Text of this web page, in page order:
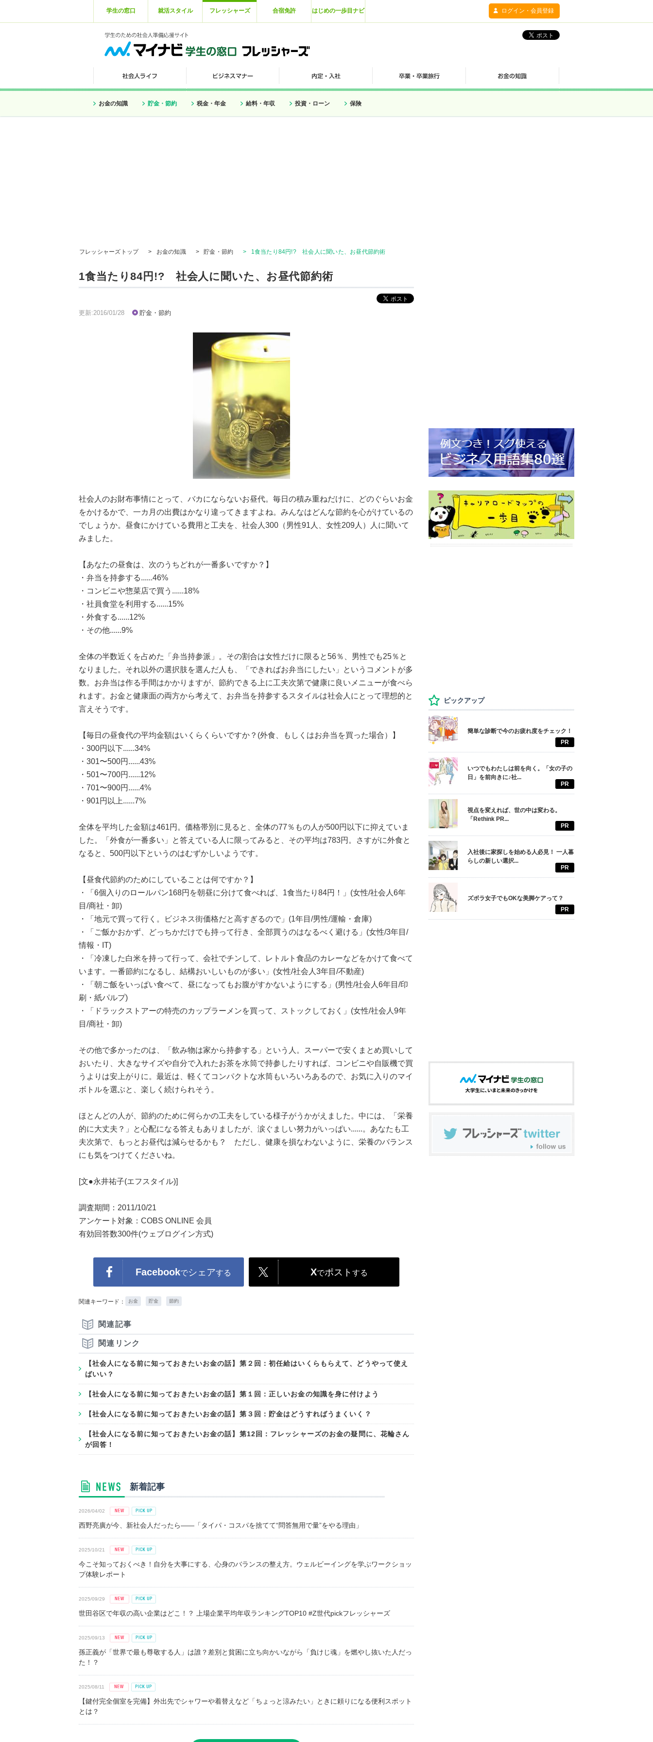
学生の窓口 就活スタイル フレッシャーズ 合宿免許 はじめの一歩目ナビ ログイン・会員登録
お金の知識 貯金・節約 税金・年金 給料・年収 投資・ローン 保険
フレッシャーズトップ > お金の知識 > 貯金・節約 > 1食当たり84円!? 社会人に聞いた、お昼代節約術
1食当たり84円!? 社会人に聞いた、お昼代節約術
更新:2016/01/28 貯金・節約
社会人のお財布事情にとって、バカにならないお昼代。毎日の積み重ねだけに、どのぐらいお金
をかけるかで、一カ月の出費はかなり違ってきますよね。みんなはどんな節約を心がけているの
でしょうか。昼食にかけている費用と工夫を、社会人300（男性91人、女性209人）人に聞いて
みました。
【あなたの昼食は、次のうちどれが一番多いですか？】
・弁当を持参する......46%
・コンビニや惣菜店で買う......18%
・社員食堂を利用する......15%
・外食する......12%
・その他......9%
全体の半数近くを占めた「弁当持参派」。その割合は女性だけに限ると56％、男性でも25％と
なりました。それ以外の選択肢を選んだ人も、「できればお弁当にしたい」というコメントが多
数。お弁当は作る手間はかかりますが、節約できる上に工夫次第で健康に良いメニューが食べら
れます。お金と健康面の両方から考えて、お弁当を持参するスタイルは社会人にとって理想的と
言えそうです。
【毎日の昼食代の平均金額はいくらくらいですか？(外食、もしくはお弁当を買った場合）】
・300円以下......34%
・301〜500円......43%
・501〜700円......12%
・701〜900円......4%
・901円以上......7%
全体を平均した金額は461円。価格帯別に見ると、全体の77％もの人が500円以下に抑えていま
した。「外食が一番多い」と答えている人に限ってみると、その平均は783円。さすがに外食と
なると、500円以下というのはむずかしいようです。
【昼食代節約のためにしていることは何ですか？】
・「6個入りのロールパン168円を朝昼に分けて食べれば、1食当たり84円！」(女性/社会人6年
目/商社・卸)
・「地元で買って行く。ビジネス街価格だと高すぎるので」(1年目/男性/運輸・倉庫)
・「ご飯かおかず、どっちかだけでも持って行き、全部買うのはなるべく避ける」(女性/3年目/
情報・IT)
・「冷凍した白米を持って行って、会社でチンして、レトルト食品のカレーなどをかけて食べて
います。一番節約になるし、結構おいしいものが多い」(女性/社会人3年目/不動産)
・「朝ご飯をいっぱい食べて、昼になってもお腹がすかないようにする」(男性/社会人6年目/印
刷・紙パルプ)
・「ドラックストアーの特売のカップラーメンを買って、ストックしておく」(女性/社会人9年
目/商社・卸)
その他で多かったのは、「飲み物は家から持参する」という人。スーパーで安くまとめ買いして
おいたり、大きなサイズや自分で入れたお茶を水筒で持参したりすれば、コンビニや自販機で買
うよりは安上がりに。最近は、軽くてコンパクトな水筒もいろいろあるので、お気に入りのマイ
ボトルを選ぶと、楽しく続けられそう。
ほとんどの人が、節約のために何らかの工夫をしている様子がうかがえました。中には、「栄養
的に大丈夫？」と心配になる答えもありましたが、涙ぐましい努力がいっぱい......。あなたも工
夫次第で、もっとお昼代は減らせるかも？ ただし、健康を損なわないように、栄養のバランス
にも気をつけてくださいね。
[文●永井祐子(エフスタイル)]
調査期間：2011/10/21
アンケート対象：COBS ONLINE 会員
有効回答数300件(ウェブログイン方式)
Facebookでシェアする Xでポスト する
関連キーワード： お金 貯金 節約
関連記事
関連リンク
【社会人になる前に知っておきたいお金の話】第２回：初任給はいくらもらえて、どうやって使え
ばいい？
【社会人になる前に知っておきたいお金の話】第１回：正しいお金の知識を身に付けよう
【社会人になる前に知っておきたいお金の話】第３回：貯金はどうすればうまくいく？
【社会人になる前に知っておきたいお金の話】第12回：フレッシャーズのお金の疑問に、花輪さん
が回答！
新着記事
2026/04/02
西野亮廣が今、新社会人だったら――「タイパ・コスパを捨てて“問答無用で量”をやる理由」
2025/10/21
今こそ知っておくべき！自分を大事にする、心身のバランスの整え方。ウェルビーイングを学ぶワークショッ
プ体験レポート
2025/09/29
世田谷区で年収の高い企業はどこ！？ 上場企業平均年収ランキングTOP10 #Z世代pickフレッシャーズ
2025/09/13
孫正義が「世界で最も尊敬する人」は誰？差別と貧困に立ち向かいながら「負けじ魂」を燃やし抜いた人だっ
た！？
2025/08/11
【鍵付完全個室を完備】外出先でシャワーや着替えなど「ちょっと涼みたい」ときに頼りになる便利スポット
とは？
ピックアップ
簡単な診断で今のお疲れ度をチェック！
PR
いつでもわたしは前を向く。「女の子の
日」を前向きに♪社...
PR
視点を変えれば、世の中は変わる。
「Rethink PR...
PR
入社後に家探しを始める人必見！ 一人暮
らしの新しい選択...
PR
ズボラ女子でもOKな美脚ケアって？
PR